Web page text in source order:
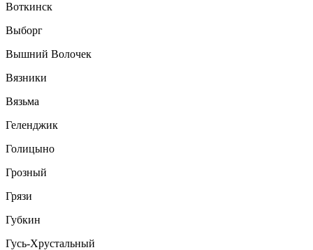
Воткинск
Выборг
Вышний Волочек
Вязники
Вязьма
Геленджик
Голицыно
Грозный
Грязи
Губкин
Гусь-Хрустальный